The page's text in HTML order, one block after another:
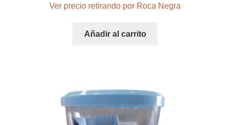
Ver precio retirando por Roca Negra
Añadir al carrito